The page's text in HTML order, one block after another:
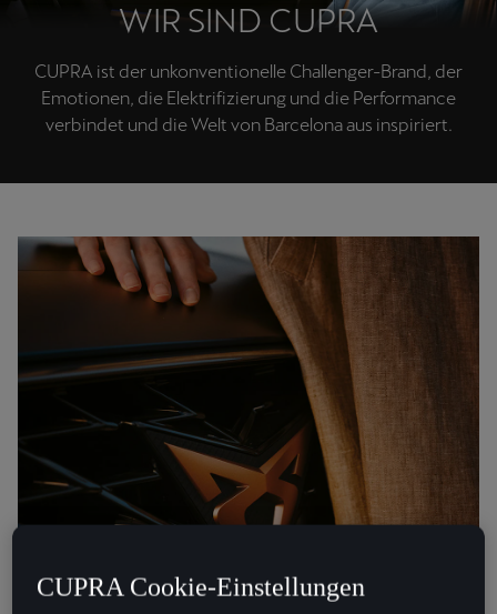
WIR SIND CUPRA
CUPRA ist der unkonventionelle Challenger-Brand, der
Emotionen, die Elektrifizierung und die Performance
verbindet und die Welt von Barcelona aus inspiriert.
CUPRA Cookie-Einstellungen